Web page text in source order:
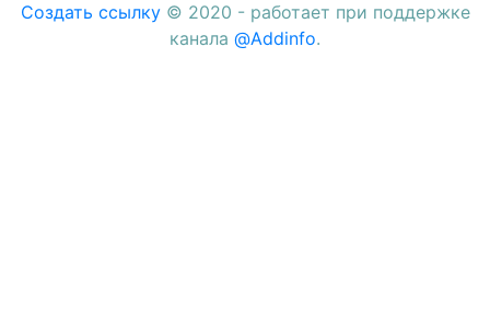
Создать ссылку© 2020 - работает при поддержке
канала @Addinfo.